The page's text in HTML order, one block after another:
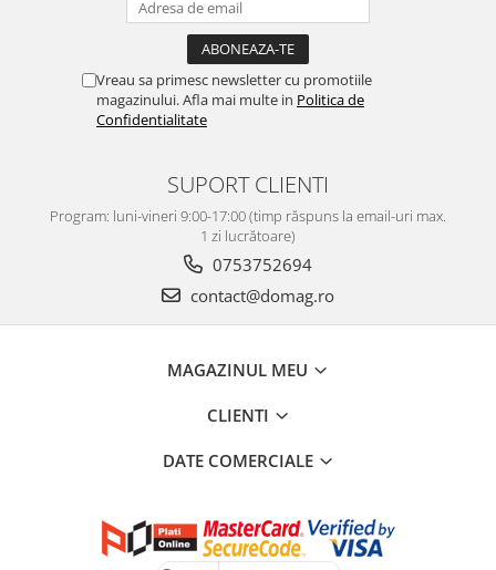
Vreau sa primesc newsletter cu promotiile
magazinului. Afla mai multe in Politica de
Confidentialitate
SUPORT CLIENTI
Program: luni-vineri 9:00-17:00 (timp răspuns la email-uri max.
1 zi lucrătoare)
0753752694
contact@domag.ro
MAGAZINUL MEU
CLIENTI
DATE COMERCIALE